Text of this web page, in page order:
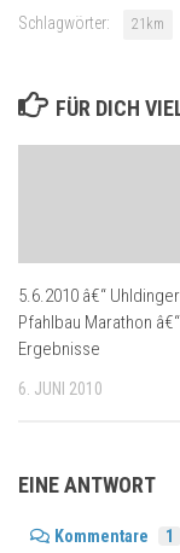
Schlagwörter: 21km
FÜR DICH
5.6.2010 â€“ Uhldinger
Pfahlbau Marathon â€“
Ergebnisse
6. JUNI 2010
EINE ANTWORT
Kommentare 1